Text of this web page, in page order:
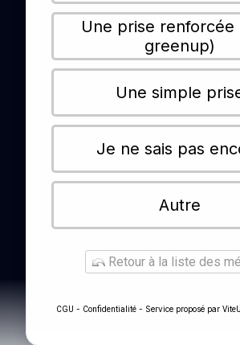
Une prise renforcée
greenup)
Une simple
Je ne sais pas
Autre
Retour à la liste des
CGU - Confidentialité - Service proposé par